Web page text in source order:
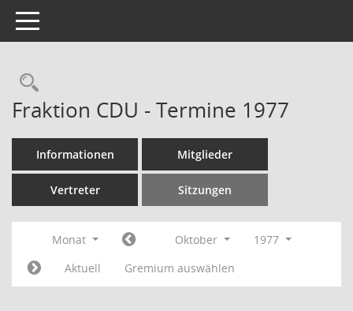
Toggle navigation
Rechercheauswahl
Fraktion CDU - Termine 1977
Informationen Mitglieder
Vertreter Sitzungen
Monat Oktober
1977
Aktuell
Gremium auswählen